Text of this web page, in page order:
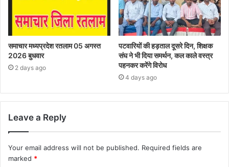
समाचार मध्यप्रदेश रतलाम 05 अगस्त
2026 बुधवार
2 days ago
पटवारियों की हड़ताल दूसरे दिन, शिक्षक
संघ ने भी दिया समर्थन, कल काले वस्त्र
पहनकर करेंगे विरोध
4 days ago
Leave a Reply
Your email address will not be published. Required fields are
marked *